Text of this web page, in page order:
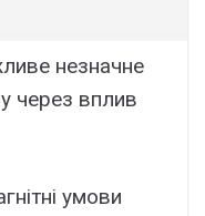
незначне
через вплив
умови